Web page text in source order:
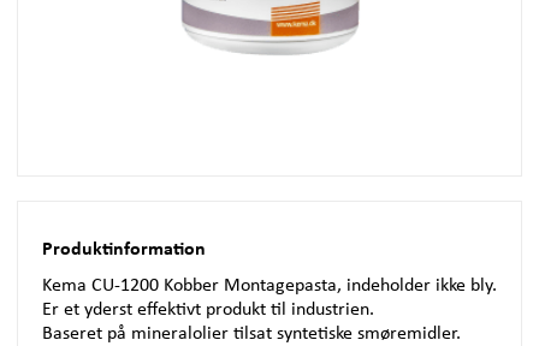
Produktinformation
Kema CU-1200 Kobber Montagepasta, indeholder ikke bly.
Er et yderst effektivt produkt til industrien.
Baseret på mineralolier tilsat syntetiske smøremidler.